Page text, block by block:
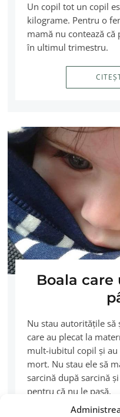
Un copil tot un copil
kilograme. Pentru o
mamă nu contează
în ultimul trimestru.
Boala
Nu stau autorităţile
care au plecat la
mult-iubitul copil şi au
mort. Nu stau ele să
sarcină după sarcină
pentru că nu le pasă.